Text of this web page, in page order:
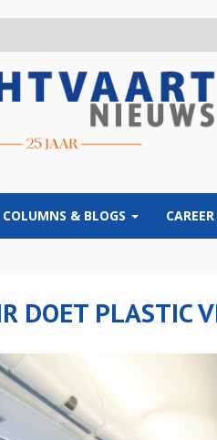
COLUMNS & BLOGS
DOET PLASTIC